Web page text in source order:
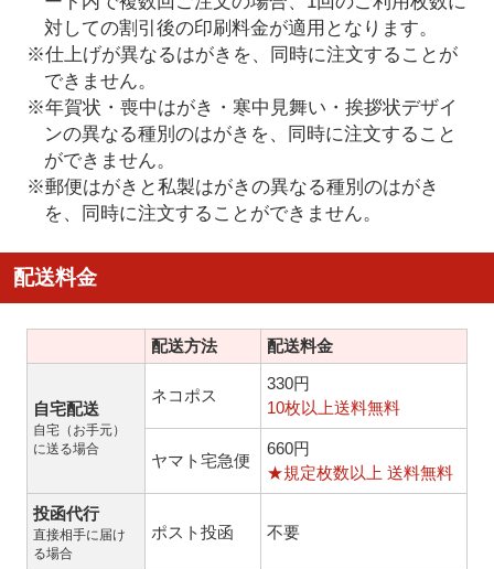
対しての割引後の印刷料金が適用となります。
※仕上げが異なるはがきを、同時に注文することが
できません。
※年賀状・喪中はがき・寒中見舞い・挨拶状デザイ
ンの異なる種別のはがきを、同時に注文すること
ができません。
※郵便はがきと私製はがきの異なる種別のはがき
を、同時に注文することができません。
配送料金
配送方法 配送料金
自宅配送
自宅（お手元）
に送る場合
ネコポス
330円
10枚以上送料無料
ヤマト宅急便
660円
★規定枚数以上 送料無料
投函代行
直接相手に届け
る場合
ポスト投函 不要